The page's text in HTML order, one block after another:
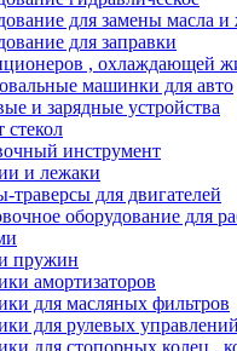
для замены масла и
для заправки
, охлаждающей
машинки для авто
и зарядные устройства
стекол
инструмент
и лежаки
траверсы для двигателей
оборудование для
пружин
амортизаторов
для масляных фильтров
для рулевых управлений
для стопорных колец ,